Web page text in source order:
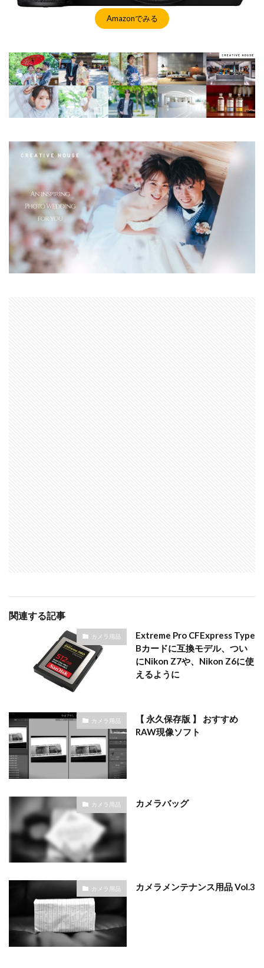
Amazonでみる
関連する記事
カメラ用品
Extreme Pro CFExpress Type
Bカードに互換モデル、つい
にNikon Z7や、Nikon Z6に使
えるように
カメラ用品
【 永久保存版 】 おすすめ
RAW現像ソフト
カメラ用品 カメラバッグ
カメラ用品 カメラメンテナンス用品 Vol.3